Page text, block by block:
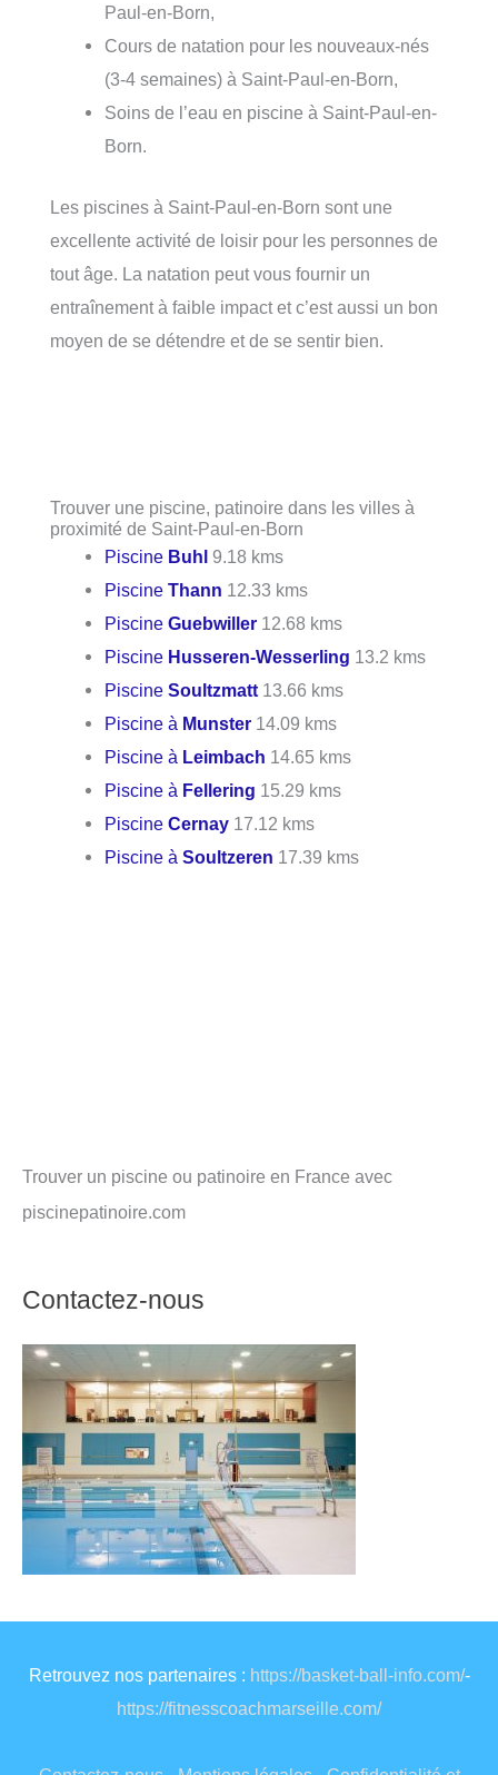
Paul-en-Born,
Cours de natation pour les nouveaux-nés
(3-4 semaines) à Saint-Paul-en-Born,
Soins de l’eau en piscine à Saint-Paul-en-
Born.
Les piscines à Saint-Paul-en-Born sont une
excellente activité de loisir pour les personnes de
tout âge. La natation peut vous fournir un
entraînement à faible impact et c’est aussi un bon
moyen de se détendre et de se sentir bien.
Trouver une piscine, patinoire dans les villes à
proximité de Saint-Paul-en-Born
Piscine Buhl 9.18 kms
PiscineThann 12.33 kms
PiscineGuebwiller 12.68 kms
Piscine Husseren-Wesserling 13.2 kms
PiscineSoultzmatt 13.66 kms
Piscine à Munster 14.09 kms
Piscine à Leimbach 14.65 kms
Piscine à Fellering 15.29 kms
PiscineCernay 17.12 kms
Piscine àSoultzeren 17.39 kms
Trouver un piscine ou patinoire en France avec
piscinepatinoire.com
Contactez-nous
Retrouvez nos partenaires : https://basket-ball-info.com/-
https://fitnesscoachmarseille.com/